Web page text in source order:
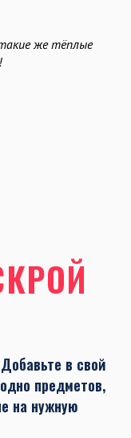
же тёплые
в свой
предметов,
на нужную